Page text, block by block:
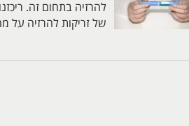
להרזיה בתחום זה.
של זריקות להרזיה על